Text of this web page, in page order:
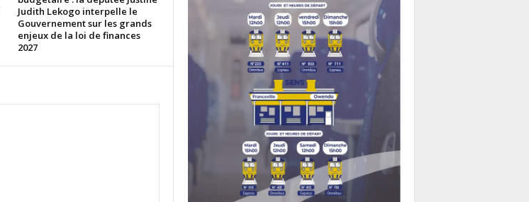
Judith Lekogo interpelle le
Gouvernement sur les grands
enjeux de la loi de finances
2027